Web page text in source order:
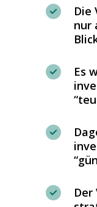
Die
nur
Es